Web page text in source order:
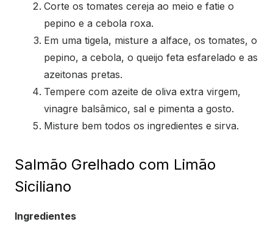
Corte os tomates cereja ao meio e fatie o
pepino e a cebola roxa.
Em uma tigela, misture a alface, os tomates, o
pepino, a cebola, o queijo feta esfarelado e as
azeitonas pretas.
Tempere com azeite de oliva extra virgem,
vinagre balsâmico, sal e pimenta a gosto.
Misture bem todos os ingredientes e sirva.
Salmão Grelhado com Limão
Siciliano
Ingredientes